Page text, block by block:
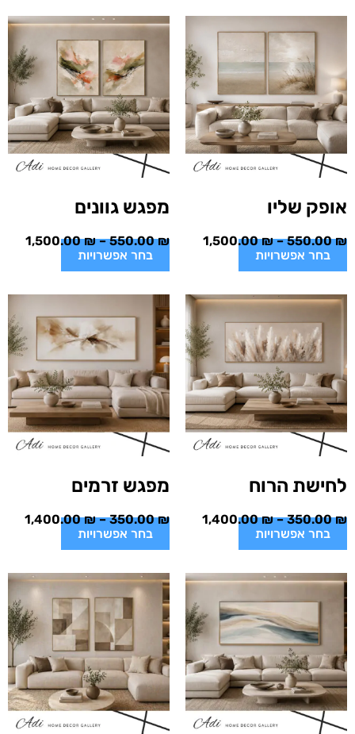
אופק שליו
550.00₪
–
1,500.00₪
בחר אפשרויות
מפגש גוונים
550.00₪
–
1,500.00₪
בחר אפשרויות
לחישת הרוח
350.00₪
–
1,400.00₪
בחר אפשרויות
מפגש זרמים
350.00₪
–
1,400.00₪
בחר אפשרויות